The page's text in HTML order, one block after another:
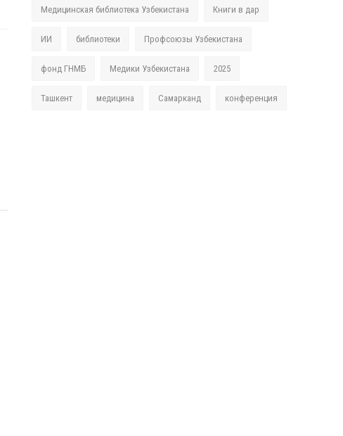
Медицинская библиотека Узбекистана Книги в дар
ИИ библиотеки Профсоюзы Узбекистана
фонд ГНМБ Медики Узбекистана 2025
Ташкент медицина Самарканд конференция